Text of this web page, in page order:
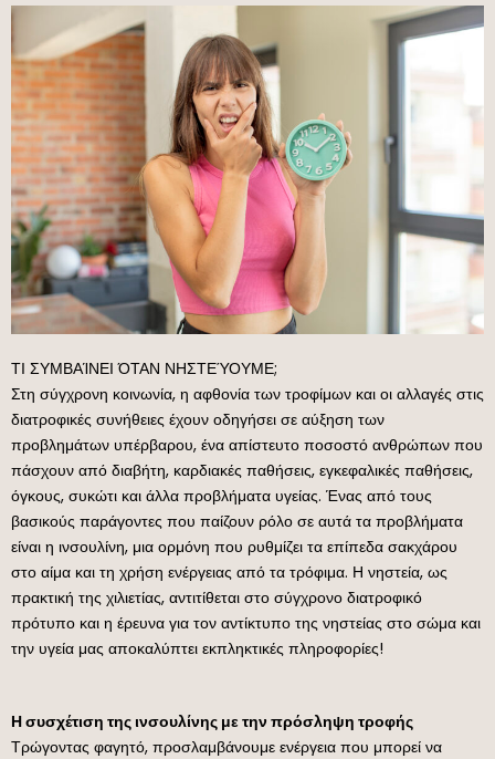
ΤΙ ΣΥΜΒΑΊΝΕΙ ΌΤΑΝ ΝΗΣΤΕΎΟΥΜΕ;
Στη σύγχρονη κοινωνία, η αφθονία των τροφίμων και οι αλλαγές στις
διατροφικές συνήθειες έχουν οδηγήσει σε αύξηση των
προβλημάτων υπέρβαρου, ένα απίστευτο ποσοστό ανθρώπων που
πάσχουν από διαβήτη, καρδιακές παθήσεις, εγκεφαλικές παθήσεις,
όγκους, συκώτι και άλλα προβλήματα υγείας. Ένας από τους
βασικούς παράγοντες που παίζουν ρόλο σε αυτά τα προβλήματα
είναι η ινσουλίνη, μια ορμόνη που ρυθμίζει τα επίπεδα σακχάρου
στο αίμα και τη χρήση ενέργειας από τα τρόφιμα. Η νηστεία, ως
πρακτική της χιλιετίας, αντιτίθεται στο σύγχρονο διατροφικό
πρότυπο και η έρευνα για τον αντίκτυπο της νηστείας στο σώμα και
την υγεία μας αποκαλύπτει εκπληκτικές πληροφορίες!
Η συσχέτιση της ινσουλίνης με την πρόσληψη τροφής
Τρώγοντας φαγητό, προσλαμβάνουμε ενέργεια που μπορεί να